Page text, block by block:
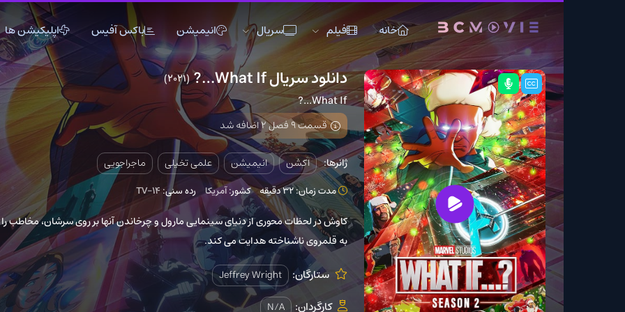
خانه فیلم
اکشن انیمیشن
تاریخی
جنگی خانوادگی
دلهره آور
فانتزی کمدی
ماجراجویی
مستند
موزیک
موزیکال
ورزشی
وسترن
سریال
تاریخی
جنگی
دلهره آور
ماجراجویی
موزیک
ورزشی
انیمیشن باکس آفیس اپلیکیشن ها
دانلود سریال What If…? (2021)
What If...?
قسمت 9 فصل 2 اضافه شد
ژانرها: اکشن انیمیشن علمی تخیلی ماجراجویی
مدت زمان: 32 دقیقه کشور:آمریکا رده سنی:TV-14
کاوش در لحظات محوری از دنیای سینمایی مارول و چرخاندن آنها بر روی سرشان، مخاطب را
به قلمروی ناشناخته هدایت می کند.
ستارگان: Jeffrey Wright
کارگردان: N/A